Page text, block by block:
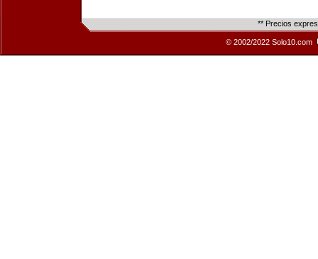
** Precios
© 2002/2022 Solo10.com